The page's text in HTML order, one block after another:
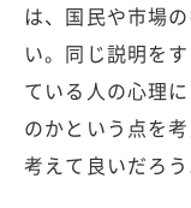
は、国民や市場
い。同じ説明を
ている人の心理
のかという点を
考えて良いだろう